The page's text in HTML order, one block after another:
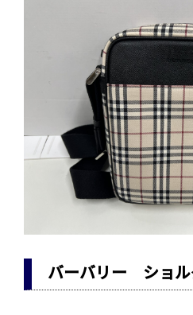
バーバリー ショル